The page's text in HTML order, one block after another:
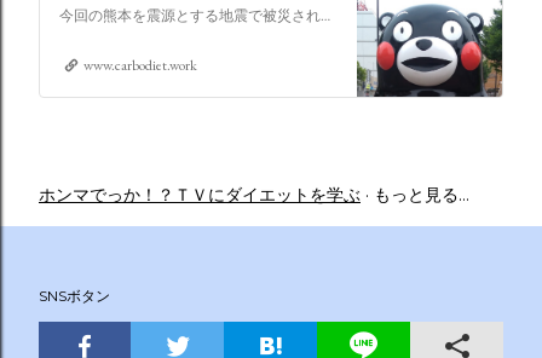
今回の熊本を震源とする地震で被災された皆さままだまだ余震も続き大変な時間を過ごされていると思います。心よりお見舞い申し上げます
www.carbodiet.work
ホンマでっか！？ＴＶにダイエットを学ぶ もっと見る…
SNSボタン